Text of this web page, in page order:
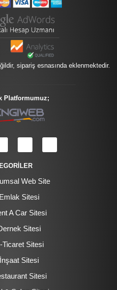
sipariş esnasında eklenmektedir.
Platformumuz;
Web Site
Sitesi
A Car Sitesi
Sitesi
Ticaret Sitesi
Sitesi
Sitesi